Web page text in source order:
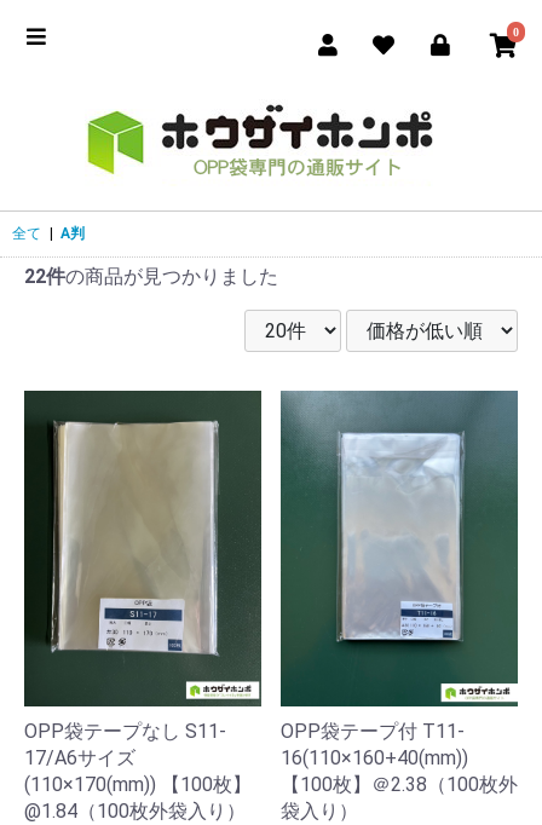
0
全て A判
22件の商品が見つかりました
OPP袋テープなし S11-
17/A6サイズ
(110×170(mm)) 【100枚】
@1.84（100枚外袋入り）
OPP袋テープ付 T11-
16(110×160+40(mm))
【100枚】＠2.38（100枚外
袋入り）